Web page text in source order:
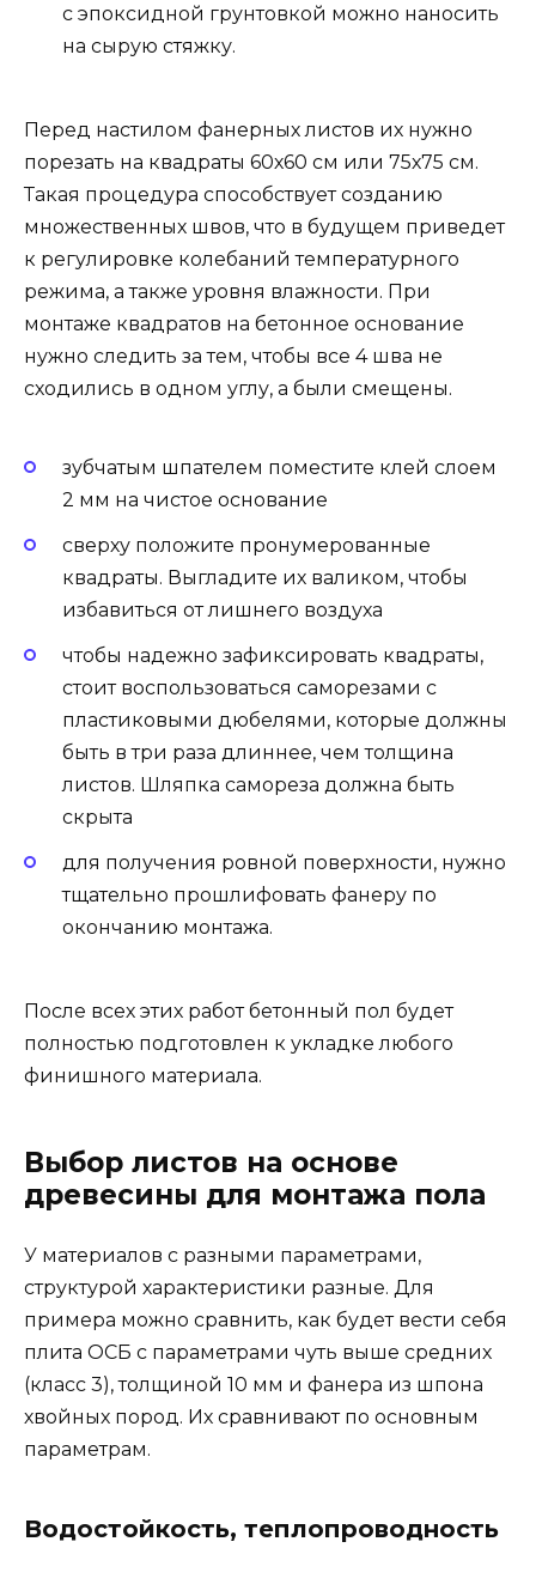
с эпоксидной грунтовкой можно наносить
на сырую стяжку.
Перед настилом фанерных листов их нужно
порезать на квадраты 60х60 см или 75х75 см.
Такая процедура способствует созданию
множественных швов, что в будущем приведет
к регулировке колебаний температурного
режима, а также уровня влажности. При
монтаже квадратов на бетонное основание
нужно следить за тем, чтобы все 4 шва не
сходились в одном углу, а были смещены.
зубчатым шпателем поместите клей слоем
2 мм на чистое основание
сверху положите пронумерованные
квадраты. Выгладите их валиком, чтобы
избавиться от лишнего воздуха
чтобы надежно зафиксировать квадраты,
стоит воспользоваться саморезами с
пластиковыми дюбелями, которые должны
быть в три раза длиннее, чем толщина
листов. Шляпка самореза должна быть
скрыта
для получения ровной поверхности, нужно
тщательно прошлифовать фанеру по
окончанию монтажа.
После всех этих работ бетонный пол будет
полностью подготовлен к укладке любого
финишного материала.
Выбор листов на основе
древесины для монтажа пола
У материалов с разными параметрами,
структурой характеристики разные. Для
примера можно сравнить, как будет вести себя
плита ОСБ с параметрами чуть выше средних
(класс 3), толщиной 10 мм и фанера из шпона
хвойных пород. Их сравнивают по основным
параметрам.
Водостойкость, теплопроводность